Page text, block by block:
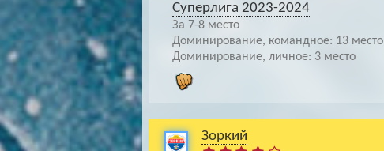
Суперлига 2023-2024
За 7-8 место
Доминирование, командное: 13 место
Доминирование, личное: 3 место
Зоркий